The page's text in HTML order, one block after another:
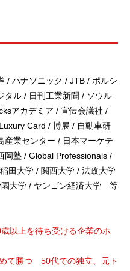
/ パナソニック / JTB / ポルシ
タル / 日刊工業新聞 / ソウル
アカデミア / 宣伝会議社 /
Card / 博展 / 自動車研
産業センター / 日本マーケテ
岡塾 / Global Professionals /
田大学 / 関西大学 / 法政大学
園大学 / ヤンゴン経済大学 等
以上を待ち受ける企業のホ
て勝つ 50代での独立、元ト